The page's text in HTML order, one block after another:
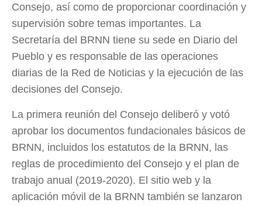
Consejo, así como de proporcionar coordinación y
supervisión sobre temas importantes. La
Secretaría del BRNN tiene su sede en Diario del
Pueblo y es responsable de las operaciones
diarias de la Red de Noticias y la ejecución de las
decisiones del Consejo.
La primera reunión del Consejo deliberó y votó
aprobar los documentos fundacionales básicos de
BRNN, incluidos los estatutos de la BRNN, las
reglas de procedimiento del Consejo y el plan de
trabajo anual (2019-2020). El sitio web y la
aplicación móvil de la BRNN también se lanzaron